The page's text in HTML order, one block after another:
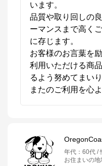
います。
品質や取り回しの
ーマンスまで高く
に存じます。
お客様のお言葉を
利用いただける商
るよう努めてまいり
またのご利用を心
年代 ： 60代
お住まいの地